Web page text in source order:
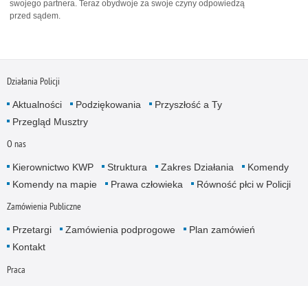
swojego partnera. Teraz obydwoje za swoje czyny odpowiedzą
przed sądem.
Działania Policji
Aktualności Podziękowania
Przyszłość a Ty
Przegląd Musztry
O nas
Kierownictwo KWP Struktura Zakres Działania
Komendy
Komendy na mapie
Prawa człowieka Równość płci w Policji
Zamówienia Publiczne
Przetargi Zamówienia podprogowe
Plan zamówień
Kontakt
Praca